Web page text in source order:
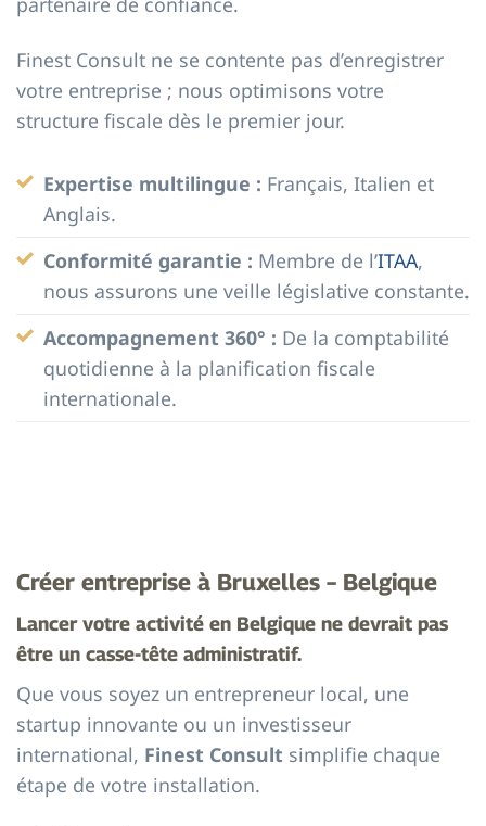
Finest Consult ne se contente pas d’enregistrer
votre entreprise ; nous optimisons votre
structure fiscale dès le premier jour.
Expertise multilingue : Français, Italien et
Anglais.
Conformité garantie : Membre de l’ITAA,
nous assurons une veille législative constante.
Accompagnement 360° : De la comptabilité
quotidienne à la planification fiscale
internationale.
Créer entreprise à Bruxelles – Belgique
Lancer votre activité en Belgique ne devrait pas
être un casse-tête administratif.
Que vous soyez un entrepreneur local, une
startup innovante ou un investisseur
international, Finest Consult simplifie chaque
étape de votre installation.